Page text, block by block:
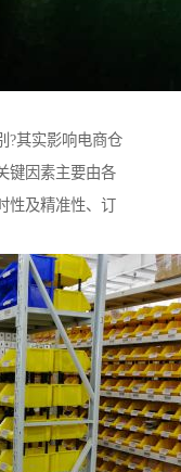
?其实影响电商仓
键因素主要由各
性及精准性、订